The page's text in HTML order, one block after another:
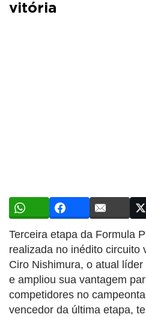
vitória
Terceira etapa da Formula
realizada no inédito circuito
Ciro Nishimura, o atual
e ampliou sua vantagem
competidores no
vencedor da última etapa,